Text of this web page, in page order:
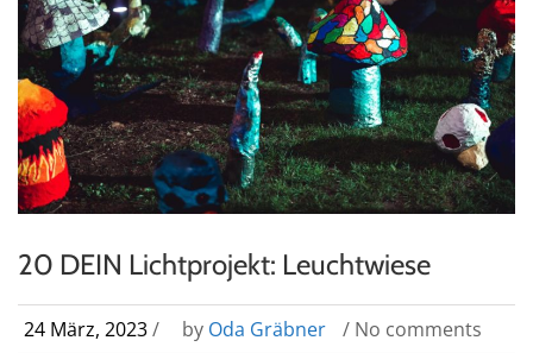
20 DEIN Lichtprojekt: Leuchtwiese
24 März, 2023/ by Oda Gräbner / No comments